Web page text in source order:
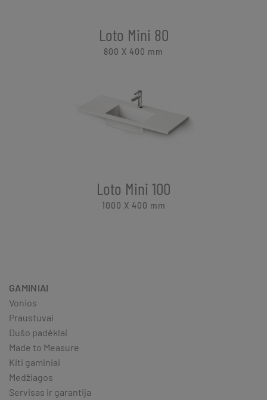
Loto Mini 80
800 X 400 mm
Loto Mini 100
1000 X 400 mm
GAMINIAI
Vonios
Praustuvai
Dušo padėklai
Made to Measure
Kiti gaminiai
Medžiagos
Servisas ir garantija